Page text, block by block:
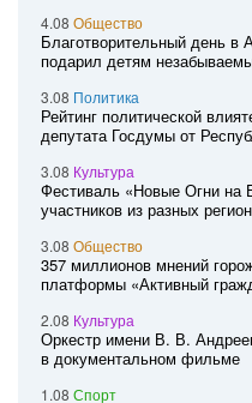
4.08 Общество
Благотворительный день
подарил детям
3.08 Политика
Рейтинг политической
депутата Госдумы от
3.08 Культура
Фестиваль «Новые Огни на
участников из разных
3.08 Общество
357 миллионов мнений
платформы «Активный
2.08 Культура
Оркестр имени В. В.
в документальном фильме
1.08 Спорт